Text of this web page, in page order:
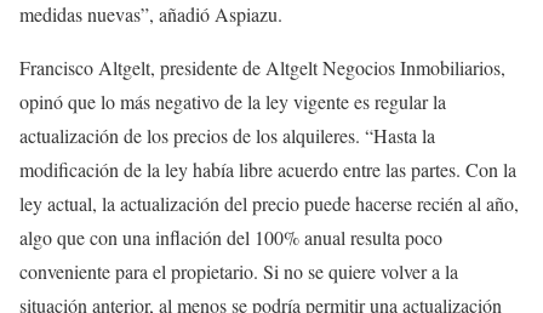
medidas nuevas”, añadió Aspiazu.
Francisco Altgelt, presidente de Altgelt Negocios Inmobiliarios,
opinó que lo más negativo de la ley vigente es regular la
actualización de los precios de los alquileres. “Hasta la
modificación de la ley había libre acuerdo entre las partes. Con la
ley actual, la actualización del precio puede hacerse recién al año,
algo que con una inflación del 100% anual resulta poco
conveniente para el propietario. Si no se quiere volver a la
situación anterior, al menos se podría permitir una actualización